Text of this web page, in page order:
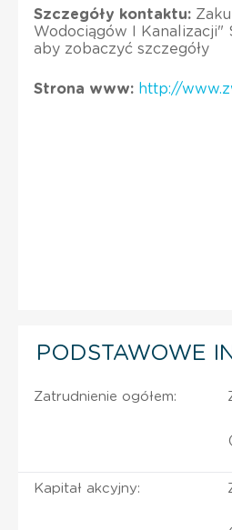
Szczegóły kontaktu:
Wodociągów I Kanalizacji"
aby zobaczyć szczegóły
Strona www: http://
PODSTAWOWE
Zatrudnienie ogółem:
Kapitał akcyjny: